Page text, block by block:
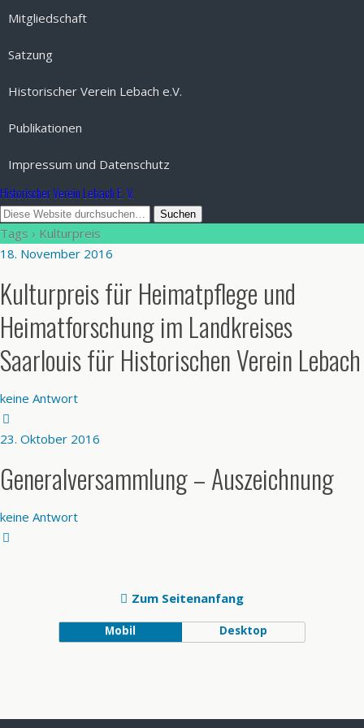
Mitgliedschaft
Satzung
Historischer Verein Lebach e.V.
Publikationen
Impressum und Datenschutz
Historischer Verein Lebach E. V.
Tags › Kulturpreis
18. November 2016
Kulturpreis für Heimatpflege und
Heimatforschung im Landkreises
Saarlouis für Historischen Verein Lebach
keine Antwort
23. Oktober 2016
Generalversammlung – Auszeichnung
keine Antwort
Zum Seitenanfang
Mobil Desktop